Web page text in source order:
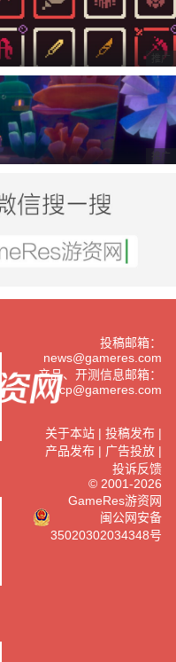
推广
推广
投稿邮箱：
news@gameres.com
产品、开测信息邮箱：
cp@gameres.com
关于本站| 投稿发布|
产品发布| 广告投放|
投诉反馈
© 2001-2026
GameRes游资网
闽公网安备
35020302034348号